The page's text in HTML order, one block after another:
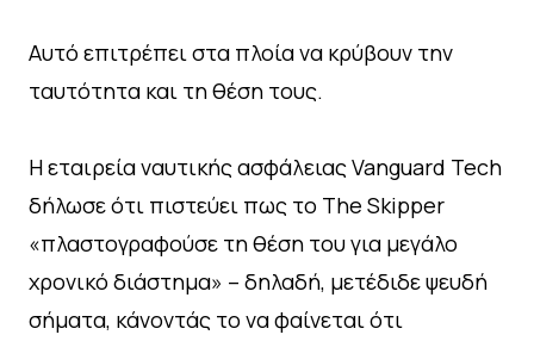
Αυτό επιτρέπει στα πλοία να κρύβουν την
ταυτότητα και τη θέση τους.
Η εταιρεία ναυτικής ασφάλειας Vanguard Tech
δήλωσε ότι πιστεύει πως το The Skipper
«πλαστογραφούσε τη θέση του για μεγάλο
χρονικό διάστημα» – δηλαδή, μετέδιδε ψευδή
σήματα, κάνοντάς το να φαίνεται ότι